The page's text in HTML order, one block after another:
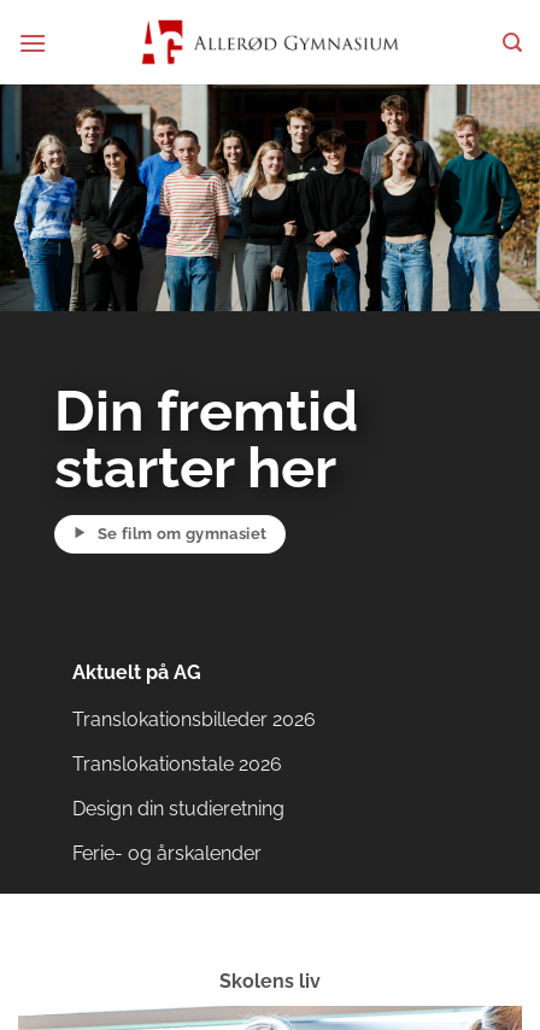
Din fremtid
starter her
Se film om gymnasiet
Aktuelt på AG
Translokationsbilleder 2026
Translokationstale 2026
Design din studieretning
Ferie- og årskalender
Skolens liv